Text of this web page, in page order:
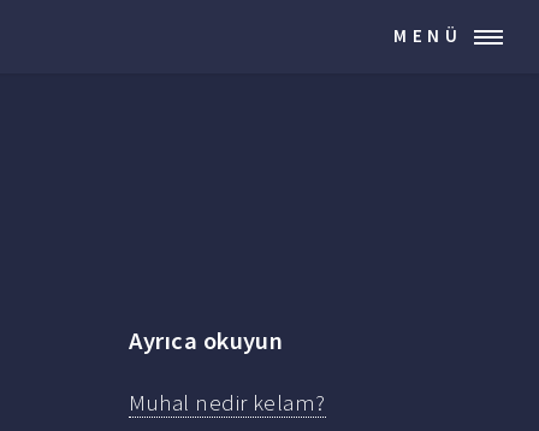
MENÜ
Ayrıca okuyun
Muhal nedir kelam?